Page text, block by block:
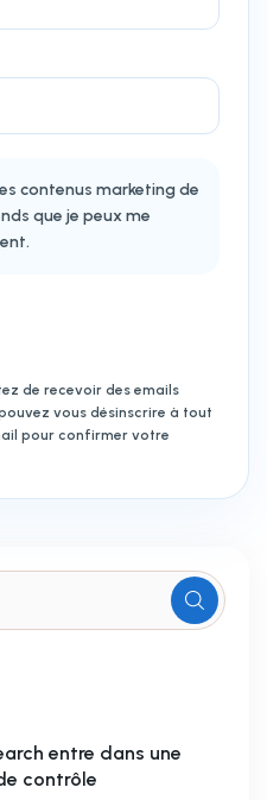
contenus marketing de
que je peux me
de recevoir des emails
vous désinscrire à tout
pour confirmer votre
entre dans une
contrôle